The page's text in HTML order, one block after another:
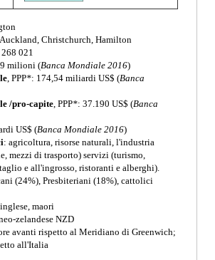
Christchurch, Hamilton
268 021
milioni (Banca Mondiale 2016)
, PPP*: 174,54 miliardi US$ (Banca
/pro-capite, PPP*: 37.190 US$ (Banca
US$ (Banca Mondiale 2016)
: agricoltura, risorse naturali, l'industria
mezzi di trasporto) servizi (turismo,
e all'ingrosso, ristoranti e alberghi).
(24%), Presbiteriani (18%), cattolici
maori
zelandese NZD
avanti rispetto al Meridiano di Greenwich;
all'Italia